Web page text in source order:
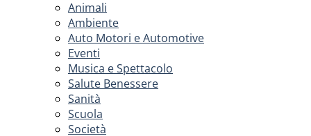
Animali
Ambiente
Auto Motori e Automotive
Eventi
Musica e Spettacolo
Salute Benessere
Sanità
Scuola
Società